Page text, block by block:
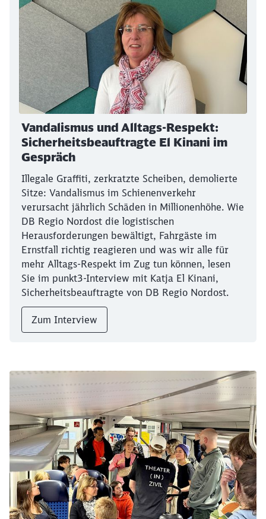
Vandalismus und Alltags-Respekt:
Sicherheitsbeauftragte El Kinani im
Gespräch
Illegale Graffiti, zerkratzte Scheiben, demolierte
Sitze: Vandalismus im Schienenverkehr
verursacht jährlich Schäden in Millionenhöhe. Wie
DB Regio Nordost die logistischen
Herausforderungen bewältigt, Fahrgäste im
Ernstfall richtig reagieren und was wir alle für
mehr Alltags-Respekt im Zug tun können, lesen
Sie im punkt3-Interview mit Katja El Kinani,
Sicherheitsbeauftragte von DB Regio Nordost.
Zum Interview